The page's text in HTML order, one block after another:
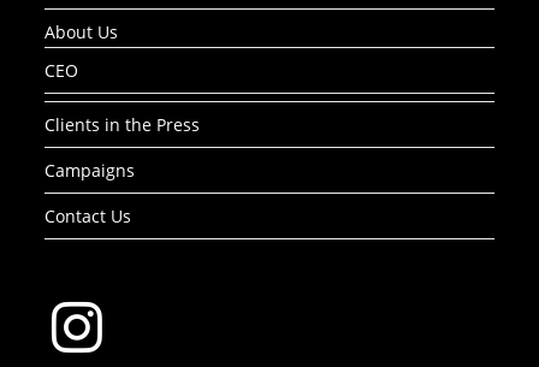
About Us
CEO
Clients in the Press
Campaigns
Contact Us